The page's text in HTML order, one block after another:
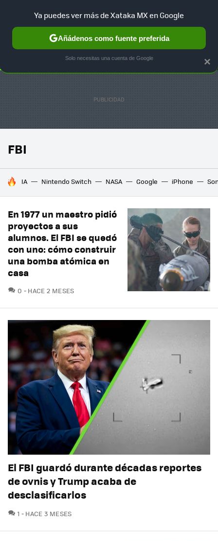
SELECCIÓN GAMING HOME AUTO TERRITORIO
FBI
HOY SE HABLA DE
IA Nintendo Switch NASA Google iPhone
En 1977 un maestro pidió
proyectos a sus
alumnos. El FBI se quedó
con uno: cómo construir
una bomba atómica en
casa
0 COMENTARIOS
HACE 2 MESES
El FBI guardó durante décadas reportes
de ovnis y Trump acaba de
desclasificarlos
1 COMENTARIOS
HACE 3 MESES
×
Ya puedes ver más de Xataka MX en Google
Añádenos como fuente preferida
Solo necesitas una cuenta de Google